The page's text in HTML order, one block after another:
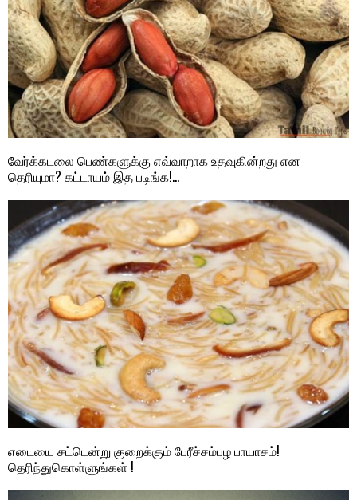
வேர்க்கடலை பெண்களுக்கு எவ்வாறாக உதவுகின்றது என
தெரியுமா? கட்டாயம் இத படிங்க!…
எடையை சட்டென்று குறைக்கும் பேரீச்சம்பழ பாயாசம்!
தெரிந்துகொள்ளுங்கள் !